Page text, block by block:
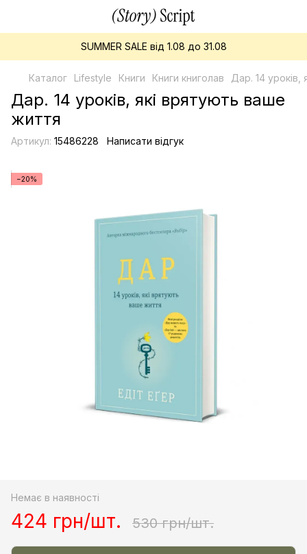
SUMMER SALE від 1.08 до 31.08
Каталог Lifestyle Книги Книги книголав Дар. 14
Дар. 14 уроків, які врятують ваше
життя
Артикул: 15486228 Написати відгук
−20%
Немає в наявності
424 грн/шт. 530 грн/шт.